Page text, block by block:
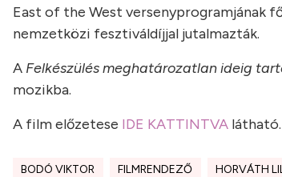
East of the West versenyprogramjának
nemzetközi fesztiváldíjjal jutalmazták.
A Felkészülés meghatározatlan ideig
mozikba.
A film előzetese IDE KATTINTVA látható.
BODÓ VIKTOR FILMRENDEZŐ HORVÁTH